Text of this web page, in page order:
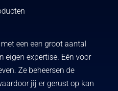
een een groot aantal
eigen expertise. Eén voor
Ze beheersen de
jij er gerust op kan